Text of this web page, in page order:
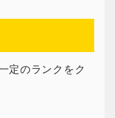
定のランクをク